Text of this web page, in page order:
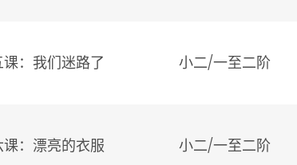
：我们迷路了 小二/一至二阶
：漂亮的衣服 小二/一至二阶